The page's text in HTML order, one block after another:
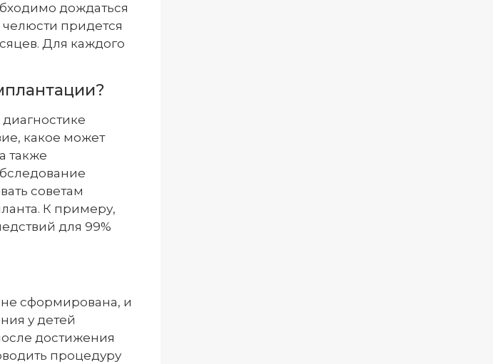
дождаться
придется
Для каждого
какое может
также
советам
К примеру,
для 99%
не сформирована, и
у детей
достижения
процедуру